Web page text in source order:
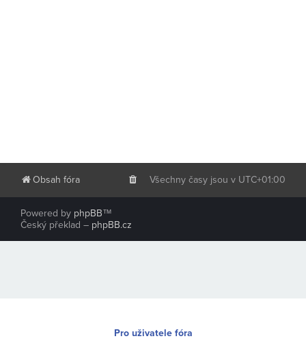
Obsah fóra Všechny časy jsou v UTC+01:00
Powered by phpBB™
Český překlad – phpBB.cz
Pro uživatele fóra